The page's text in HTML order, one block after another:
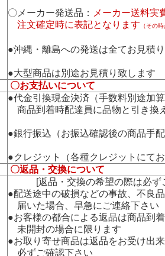
〇メーカー発送品： メーカー送料実
注文確定時に表記となります （その
●沖縄・離島への発送は全てお見積
●大型商品は別途お見積り致します
〇お支払いについて
●代金引換現金決済（手数料別途加算
商品到着時配達員に品物と引き換
●銀行振込（お振込確認後の商品手配
●クレジット（各種クレジットにて
〇返品・交換について
[返品・交換の希望の際は必ず
●配送途中の破損などの事故、不良
届いた場合、早急にご連絡下さい
●お客様の都合による返品は商品到
未開封の場合に限ります
●お取り寄せ商品は返品をお受け出
必ずご確認下さい